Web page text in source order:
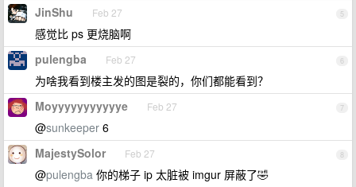
5
JinShu Feb 27
感觉比 ps 更烧脑啊
6
pulengba Feb 27
为啥我看到楼主发的图是裂的，你们都能看到？
7
Moyyyyyyyyyyye Feb 27
@sunkeeper 6
8
MajestySolor Feb 27
@pulengba 你的梯子 ip 太脏被 imgur 屏蔽了🤣